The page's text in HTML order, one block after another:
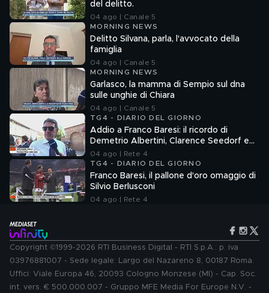
del delitto.
04 ago | Canale 5
MORNING NEWS
Delitto Silvana, parla, l'avvocato della
famiglia
04 ago | Canale 5
MORNING NEWS
Garlasco, la mamma di Sempio sul dna
sulle unghie di Chiara
04 ago | Canale 5
TG4 - DIARIO DEL GIORNO
Addio a Franco Baresi: il ricordo di
Demetrio Albertini, Clarence Seedorf e
Giovanni Galli
04 ago | Rete 4
TG4 - DIARIO DEL GIORNO
Franco Baresi, il pallone d'oro omaggio di
Silvio Berlusconi
04 ago | Rete 4
Copyright ©1999-2026 RTI Business Digital - RTI S.p.A.: p. iva
03976881007 - Sede legale: Largo del Nazareno 8, 00187 Roma.
Uffici: Viale Europa 46, 20093 Cologno Monzese (MI) - Cap. Soc.
int. vers. € 500.000.007 - Gruppo MFE Media For Europe N.V. -